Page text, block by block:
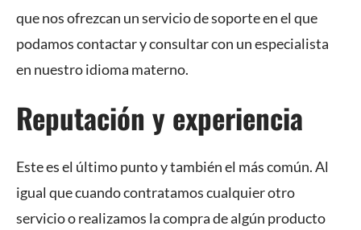
que nos ofrezcan un servicio de soporte en el que
podamos contactar y consultar con un especialista
en nuestro idioma materno.
Reputación y experiencia
Este es el último punto y también el más común. Al
igual que cuando contratamos cualquier otro
servicio o realizamos la compra de algún producto